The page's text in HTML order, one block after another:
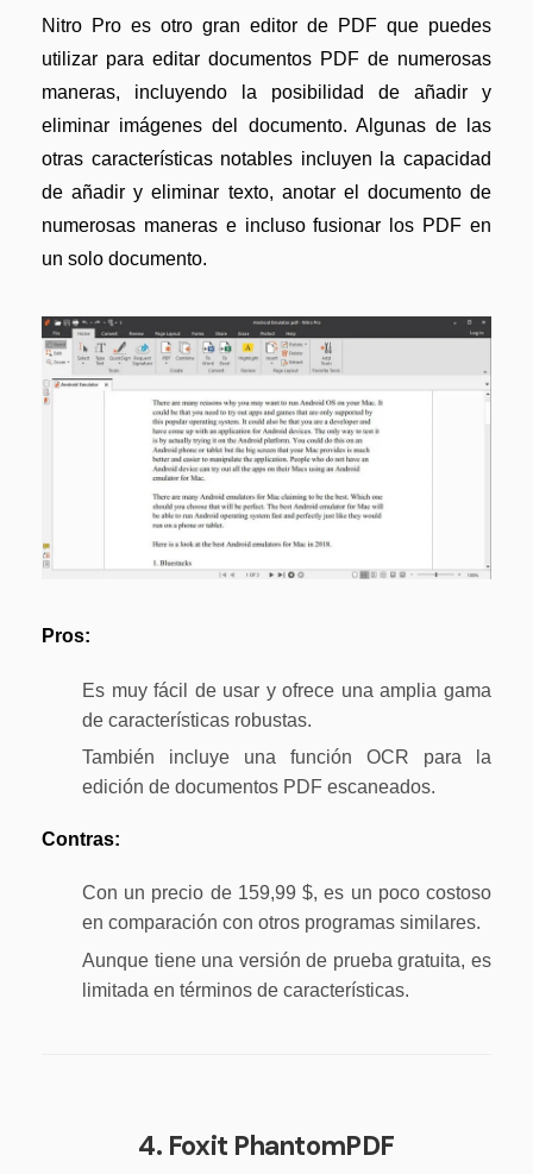
Nitro Pro es otro gran editor de PDF que puedes
utilizar para editar documentos PDF de numerosas
maneras, incluyendo la posibilidad de añadir y
eliminar imágenes del documento. Algunas de las
otras características notables incluyen la capacidad
de añadir y eliminar texto, anotar el documento de
numerosas maneras e incluso fusionar los PDF en
un solo documento.
Pros:
Es muy fácil de usar y ofrece una amplia gama
de características robustas.
También incluye una función OCR para la
edición de documentos PDF escaneados.
Contras:
Con un precio de 159,99 $, es un poco costoso
en comparación con otros programas similares.
Aunque tiene una versión de prueba gratuita, es
limitada en términos de características.
4. Foxit PhantomPDF